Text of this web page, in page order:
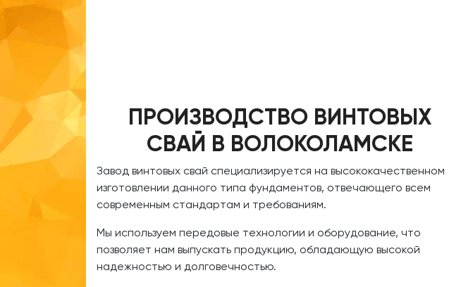
ПРОИЗВОДСТВО ВИНТОВЫХ
СВАЙ В ВОЛОКОЛАМСКЕ
Завод винтовых свай специализируется на высококачественном
изготовлении данного типа фундаментов, отвечающего всем
современным стандартам и требованиям.
Мы используем передовые технологии и оборудование, что
позволяет нам выпускать продукцию, обладающую высокой
надежностью и долговечностью.